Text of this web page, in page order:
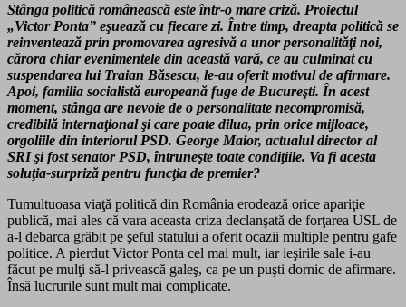
Stânga politică românească este într-o mare criză. Proiectul
„Victor Ponta” eşuează cu fiecare zi. Între timp, dreapta politică se
reinventează prin promovarea agresivă a unor personalităţi noi,
cărora chiar evenimentele din această vară, ce au culminat cu
suspendarea lui Traian Băsescu, le-au oferit motivul de afirmare.
Apoi, familia socialistă europeană fuge de Bucureşti. În acest
moment, stânga are nevoie de o personalitate necompromisă,
credibilă internaţional şi care poate dilua, prin orice mijloace,
orgoliile din interiorul PSD. George Maior, actualul director al
SRI şi fost senator PSD, întruneşte toate condiţiile. Va fi acesta
soluţia-surpriză pentru funcţia de premier?
Tumultuoasa viaţă politică din România erodează orice apariţie
publică, mai ales că vara aceasta criza declanşată de forţarea USL de
a-l debarca grăbit pe şeful statului a oferit ocazii multiple pentru gafe
politice. A pierdut Victor Ponta cel mai mult, iar ieşirile sale i-au
făcut pe mulţi să-l privească galeş, ca pe un puşti dornic de afirmare.
Însă lucrurile sunt mult mai complicate.